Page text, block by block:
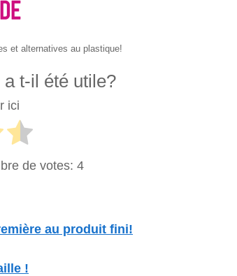
et alternatives au plastique!
t-il été utile?
ici
de votes: 4
au produit fini!
!